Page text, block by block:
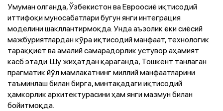
Умуман олганда, Ўзбекистон ва Евроосиё иқтисодий
иттифоқи муносабатлари бугун янги интеграция
моделини шакллантирмоқда. Унда аъзолик ёки сиёсий
мажбуриятлардан кўра иқтисодий манфаат, технологик
тараққиёт ва амалий самарадорлик устувор аҳамият
касб этади. Шу жиҳатдан қараганда, Тошкент танлаган
прагматик йўл мамлакатнинг миллий манфаатларини
таъминлаш билан бирга, минтақадаги иқтисодий
ҳамкорлик архитектурасини ҳам янги мазмун билан
бойитмоқда.